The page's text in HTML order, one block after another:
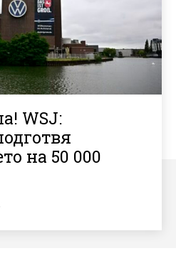
WSJ:
на 50 000